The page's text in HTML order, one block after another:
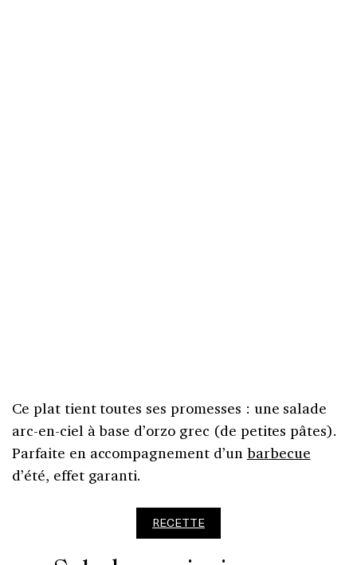
Ce plat tient toutes ses promesses : une salade
arc-en-ciel à base d’orzo grec (de petites pâtes).
Parfaite en accompagnement d’un barbecue
d’été, effet garanti.
RECETTE